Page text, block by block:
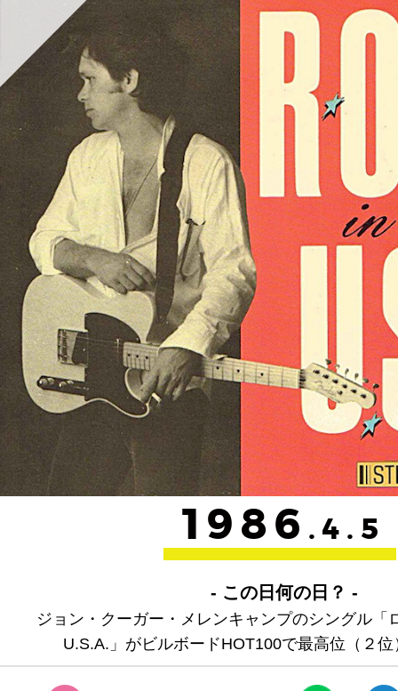
1986 .4.5
- この日何の日？ -
ジョン・クーガー・メレンキャンプのシングル「
U.S.A.」がビルボードHOT100で最高位（２